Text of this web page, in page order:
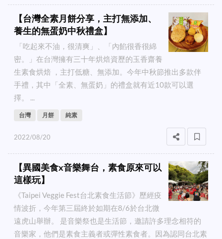
【台灣全素月餅分享，主打無添加、
養生的無蛋奶中秋禮盒】
「吃起來不油，很清爽」、「內餡很香很綿
密。」在台灣擁有三十年烘焙資歷的玉香齋養
生素食烘焙 ，主打低糖、無添加。今年中秋節推出多款伴
手禮，其中「全素、無蛋奶」的禮盒就有近10款可以選
擇。 ...
台灣 月餅 純素
2022/08/20
【異國美食x音樂舞台，素食原來可以
這樣玩】
《Taipei Veggie Fest台北素食生活節》歷經疫
情波折，今年第三屆終於如期在8/6於台北微
遠虎山舉辦。 是音樂祭也是生活節，邀請許多理念相符的
音樂家，他們是素食主義者或彈性素食者。因為認同台北素